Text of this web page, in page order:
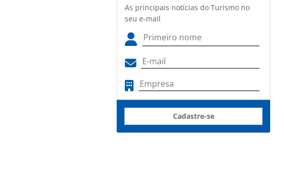
As principais notícias do Turismo no
seu e-mail
Cadastre-se